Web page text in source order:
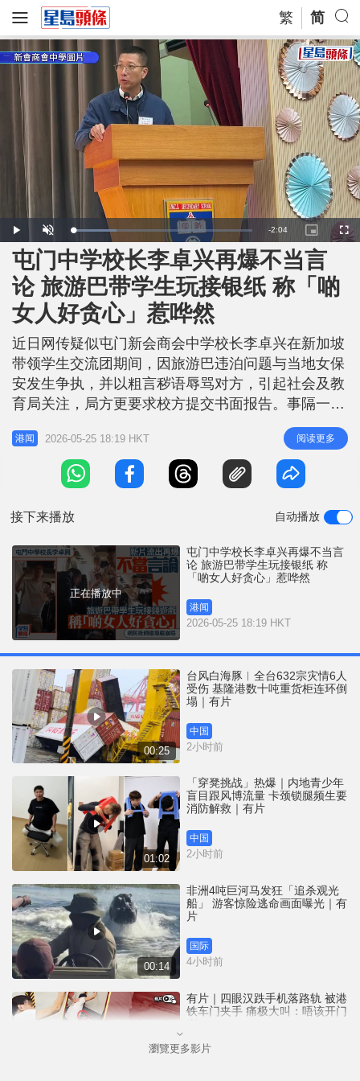
繁 简
P
l
y
U
n
m
e
L
o
a
d
e
:
2
4
.
6
1
R
e
m
n
n
-2:04
P
i
c
t
u
r
c
r
e
F
u
屯门中学校长李卓兴再爆不当言
论 旅游巴带学生玩接银纸 称「啲
女人好贪心」惹哗然
近日网传疑似屯门新会商会中学校长李卓兴在新加坡
带领学生交流团期间，因旅游巴违泊问题与当地女保
安发生争执，并以粗言秽语辱骂对方，引起社会及教
育局关注，局方更要求校方提交书面报告。事隔一
日，今日（25日）网上再有影片流出，李卓兴疑在新
加坡游学团的旅游巴上带头与学生玩「接银纸」游
戏，当有女生表示「想玩」之际，他爆出一句「啲女
人好贪心」，令网民哗然。有网民直斥「低俗当有
港闻 2026-05-25 18:19 HKT 阅读更多
接下来播放 自动播放
正在播放中
屯门中学校长李卓兴再爆不当言
论 旅游巴带学生玩接银纸 称
「啲女人好贪心」惹哗然
港闻
2026-05-25 18:19 HKT
00:25
台风白海豚︱全台632宗灾情6人
受伤 基隆港数十吨重货柜连环倒
塌｜有片
中国
2小时前
01:02
「穿凳挑战」热爆｜内地青少年
盲目跟风博流量 卡颈锁腿频生要
消防解救｜有片
中国
2小时前
00:14
非洲4吨巨河马发狂「追杀观光
船」 游客惊险逃命画面曝光｜有
片
国际
4小时前
有片｜四眼汉跌手机落路轨 被港
铁车门夹手 痛极大叫：唔该开门
港闻
瀏覽更多影片